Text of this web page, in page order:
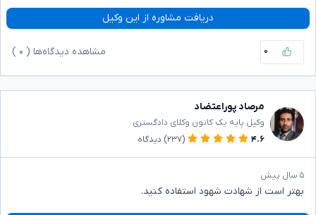
دریافت مشاوره از این وکیل
۰ مشاهده دیدگاه‌ها ( ۰
مرصاد پوراعتضاد
وکیل پایه یک کانون وکلای دادگستری
۴.۶
(۲۳۷) دیدگاه
۵ سال پیش
بهتر است از شهادت شهود استفاده کنید.